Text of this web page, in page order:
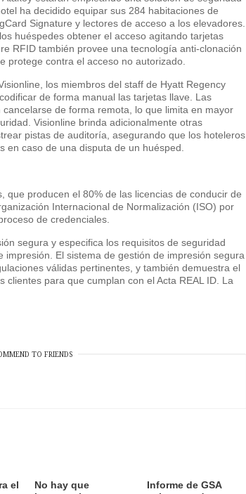
ha decidido equipar sus 284 habitaciones de
Signature y lectores de acceso a los elevadores.
huéspedes obtener el acceso agitando tarjetas
RFID también provee una tecnología anti-clonación
protege contra el acceso no autorizado.
los miembros del staff de Hyatt Regency
de forma manual las tarjetas llave. Las
de forma remota, lo que limita en mayor
Visionline brinda adicionalmente otras
pistas de auditoría, asegurando que los hoteleros
caso de una disputa de un huésped.
que producen el 80% de las licencias de conducir de
Internacional de Normalización (ISO) por
de credenciales.
segura y especifica los requisitos de seguridad
impresión. El sistema de gestión de impresión segura
válidas pertinentes, y también demuestra el
para que cumplan con el Acta REAL ID. La
TO FRIENDS
el
No hay que
Informe de GSA